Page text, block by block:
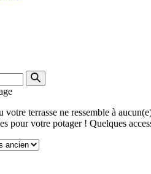
terrasse ne ressemble à
pour votre potager ! Quelques